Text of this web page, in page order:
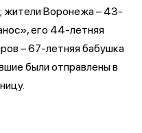
жители Воронежа – 43-
его 44-летняя
– 67-летняя бабушка
были отправлены в